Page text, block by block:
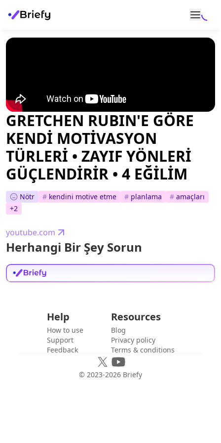
GRETCHEN RUBIN'E GÖRE
KENDİ MOTİVASYON
TÜRLERİ • ZAYIF YÖNLERİ
GÜÇLENDİRİR • 4 EĞİLİM
Nötr # kendini motive etme # planlama # amaçları
+2
youtube.com
Herhangi Bir Şey Sorun
Help
How to use
Support
Feedback
Resources
Blog
Privacy policy
Terms & conditions
© 2023-2026 Briefy